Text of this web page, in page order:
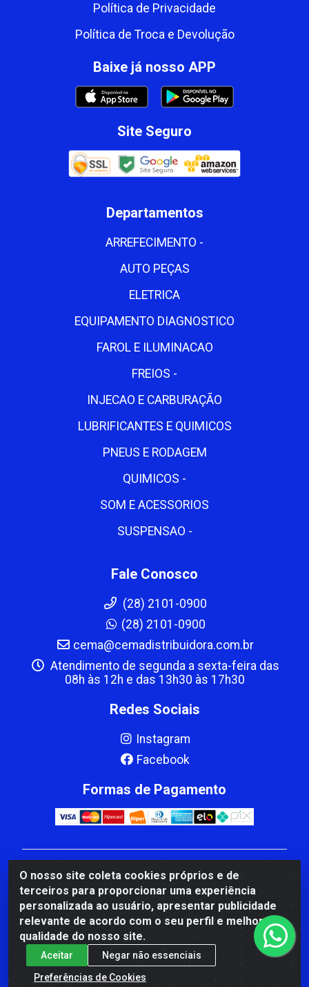
O nosso site coleta cookies próprios e de
terceiros para proporcionar uma experiência
personalizada ao usuário, apresentar publicidade
relevante de acordo com o seu perfil e melhorar a
qualidade do nosso site.
Aceitar
Negar não essenciais
Preferências de Cookies
Política de Privacidade
Política de Troca e Devolução
Baixe já nosso APP
Site Seguro
Departamentos
ARREFECIMENTO -
AUTO PEÇAS
ELETRICA
EQUIPAMENTO DIAGNOSTICO
FAROL E ILUMINACAO
FREIOS -
INJECAO E CARBURAÇÃO
LUBRIFICANTES E QUIMICOS
PNEUS E RODAGEM
QUIMICOS -
SOM E ACESSORIOS
SUSPENSAO -
Fale Conosco
(28) 2101-0900
(28) 2101-0900
cema@cemadistribuidora.com.br
Atendimento de segunda a sexta-feira das
08h às 12h e das 13h30 às 17h30
Redes Sociais
Instagram
Facebook
Formas de Pagamento
CBP MACEDO COMERCIO PEÇAS LTDA Matriz - av
Mauro Miranda Madureira, 1249 - Coramara , Cachoeiro
de Itapemirim/ES - CEP 29.311-310 - CNPJ
00.502.680/0001-41